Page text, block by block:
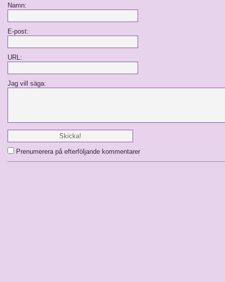
Namn:
E-post:
URL:
Jag vill säga:
Prenumerera på efterföljande kommentarer